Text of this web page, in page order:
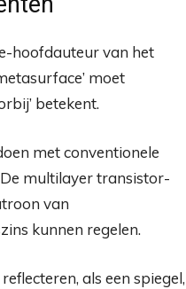
hoofdauteur van het
moet
betekent.
met conventionele
multilayer transistor-
van
kunnen regelen.
als een spiegel,